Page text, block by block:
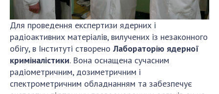
Для проведення експертизи ядерних і
радіоактивних матеріалів, вилучених із незаконного
обігу, в Інституті створено Лабораторію ядерної
криміналістики. Вона оснащена сучасним
радіометричним, дозиметричним і
спектрометричним обладнанням та забезпечує